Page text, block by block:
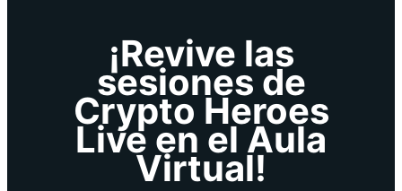
¡Revive las
sesiones de
Crypto Heroes
Live en el Aula
Virtual!